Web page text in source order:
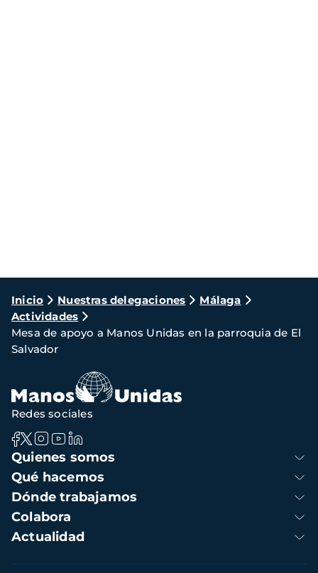
Ruta
de
navegación
Inicio Nuestras delegaciones
Málaga
Actividades
Mesa de apoyo a Manos Unidas en la parroquia de El
Salvador
Navegación
principal
Quienes somos
Qué hacemos
Dónde trabajamos
Colabora
Actualidad
Redes sociales